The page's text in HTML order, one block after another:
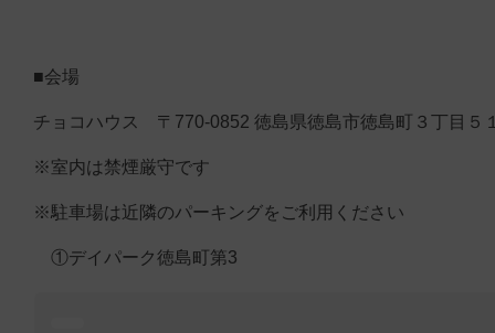
■会場
チョコハウス 〒770-0852 徳島県徳島市徳島町３丁目５
※室内は禁煙厳守です
※駐車場は近隣のパーキングをご利用ください
①デイパーク徳島町第3